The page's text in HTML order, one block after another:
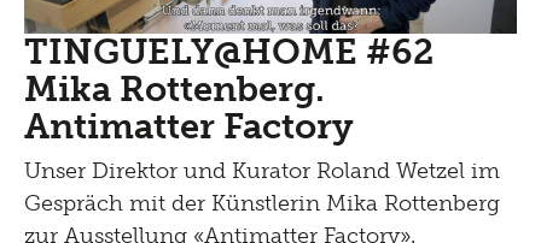
TINGUELY@HOME #62
Mika Rottenberg.
Antimatter Factory
Unser Direktor und Kurator Roland Wetzel im
Gespräch mit der Künstlerin Mika Rottenberg
zur Ausstellung «Antimatter Factory».